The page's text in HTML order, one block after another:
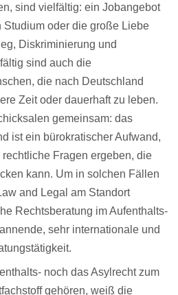
sind vielfältig: ein Jobangebot
Studium oder die große Liebe
Diskriminierung und
sind auch die
die nach Deutschland
Zeit oder dauerhaft zu leben.
gemeinsam: das
ist ein bürokratischer Aufwand,
Fragen ergeben, die
kann. Um in solchen Fällen
and Legal am Standort
Rechtsberatung im Aufenthalts-
sehr internationale und
noch das Asylrecht zum
gehören, weiß die